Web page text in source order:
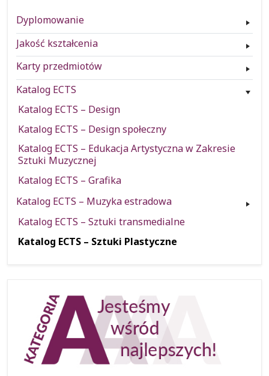
Dyplomowanie
Jakość kształcenia
Karty przedmiotów
Katalog ECTS
Katalog ECTS – Design
Katalog ECTS – Design społeczny
Katalog ECTS – Edukacja Artystyczna w Zakresie
Sztuki Muzycznej
Katalog ECTS – Grafika
Katalog ECTS – Muzyka estradowa
Katalog ECTS – Sztuki transmedialne
Katalog ECTS – Sztuki Plastyczne